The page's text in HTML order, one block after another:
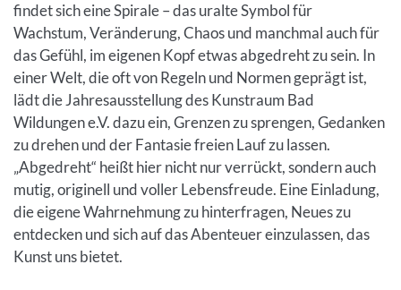
findet sich eine Spirale – das uralte Symbol für
Wachstum, Veränderung, Chaos und manchmal auch für
das Gefühl, im eigenen Kopf etwas abgedreht zu sein. In
einer Welt, die oft von Regeln und Normen geprägt ist,
lädt die Jahresausstellung des Kunstraum Bad
Wildungen e.V. dazu ein, Grenzen zu sprengen, Gedanken
zu drehen und der Fantasie freien Lauf zu lassen.
„Abgedreht“ heißt hier nicht nur verrückt, sondern auch
mutig, originell und voller Lebensfreude. Eine Einladung,
die eigene Wahrnehmung zu hinterfragen, Neues zu
entdecken und sich auf das Abenteuer einzulassen, das
Kunst uns bietet.